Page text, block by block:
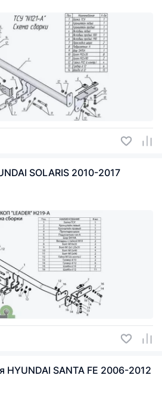
SOLARIS 2010-2017
HYUNDAI SANTA FE 2006-2012